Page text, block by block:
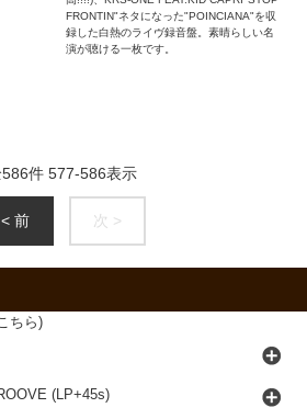
FRONTIN"ネタになった"POINCIANA"を収
録した白熱のライヴ録音盤。素晴らしい名
演が聴ける一枚です。
586件 577-586表示
< 前 次 >
ちら)
(LP+45s)